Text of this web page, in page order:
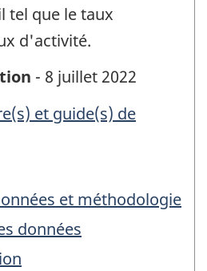
tel que le taux
d'activité.
- 8 juillet 2022
et guide(s) de
et méthodologie
données